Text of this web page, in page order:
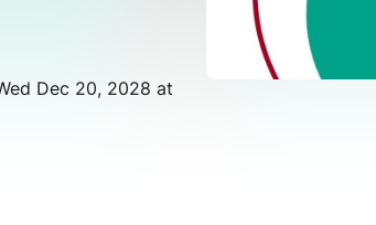
Dec 20, 2028 at